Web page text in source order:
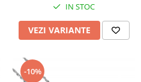
IN STOC
VEZI VARIANTE
-10%